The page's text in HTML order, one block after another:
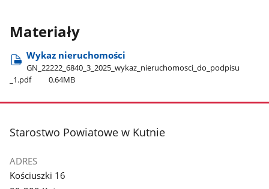
Materiały
Wykaz nieruchomości
GN​_22222​_6840​_3​_2025​_wykaz​_nieruchomosci​_do​_podpisu​
_1.pdf
0.64MB
stopka
Starostwo Powiatowe w Kutnie
ADRES
Kościuszki 16